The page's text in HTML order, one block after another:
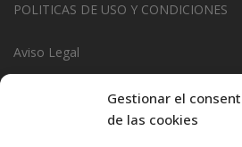
Gestionar el
de las cookies
POLITICAS DE USO Y CONDICIONES
Aviso Legal
Politica de Privacidad